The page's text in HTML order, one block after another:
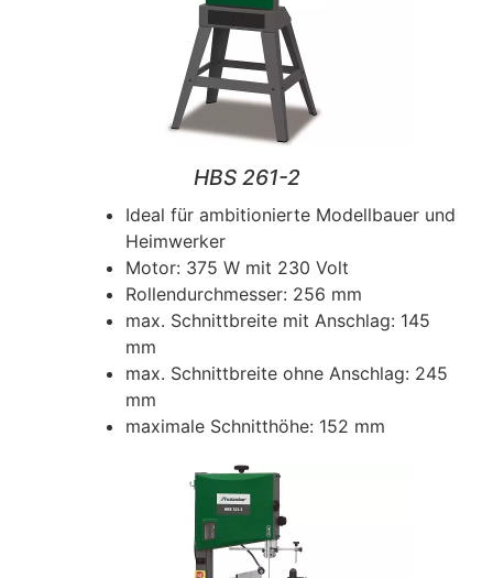
HBS 261-2
Ideal für ambitionierte Modellbauer und
Heimwerker
Motor: 375 W mit 230 Volt
Rollendurchmesser: 256 mm
max. Schnittbreite mit Anschlag: 145
mm
max. Schnittbreite ohne Anschlag: 245
mm
maximale Schnitthöhe: 152 mm